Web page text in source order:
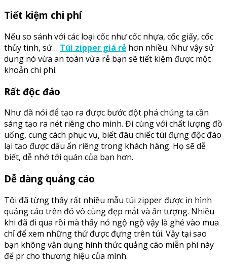
Tiết kiệm chi phí
Nếu so sánh với các loại cốc như cốc nhựa, cốc giấy, cốc
thủy tinh, sứ… Túi zipper giá rẻ hơn nhiều. Như vậy sử
dụng nó vừa an toàn vừa rẻ bạn sẽ tiết kiệm được một
khoản chi phí.
Rất độc đáo
Như đã nói để tạo ra được bước đột phá chúng ta cần
sáng tạo ra nét riêng cho mình. Đi cùng với chất lượng đồ
uống, cung cách phục vụ, biết đâu chiếc túi đựng độc đáo
lại tạo được dấu ấn riêng trong khách hàng. Họ sẽ dễ
biết, dễ nhớ tới quán của bạn hơn.
Dễ dàng quảng cáo
Tôi đã từng thấy rất nhiều mẫu túi zipper được in hình
quảng cáo trên đó vô cùng đẹp mắt và ấn tượng. Nhiều
khi đã đi qua rồi mà thấy nó ngộ ngộ vậy là ghé vào mua
chỉ để xem những thứ được đựng trên túi. Vậy tại sao
bạn không vận dụng hình thức quảng cáo miễn phí này
để pr cho thương hiệu của mình.